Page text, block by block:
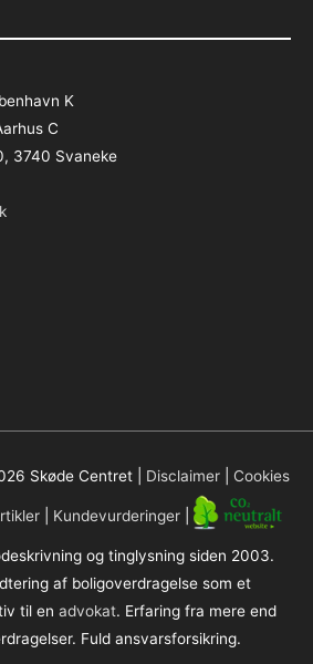
K
C
3740 Svaneke
Skøde Centret Disclaimer Cookies
| Kundevurderinger|
og tinglysning siden 2003.
af boligoverdragelse som et
til en advokat. Erfaring fra mere end
Fuld ansvarsforsikring.